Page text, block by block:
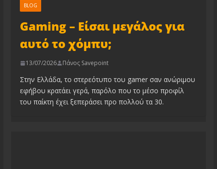
BLOG
Gaming – Είσαι μεγάλος για
αυτό το χόμπυ;
13/07/2026 Πάνος Savepoint
Στην Ελλάδα, το στερεότυπο του gamer σαν ανώριμου
εφήβου κρατάει γερά, παρόλο που το μέσο προφίλ
του παίκτη έχει ξεπεράσει προ πολλού τα 30.